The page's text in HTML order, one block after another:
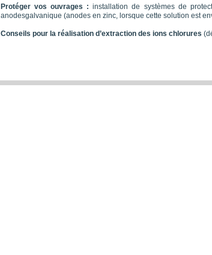
Protéger vos ouvrages : installation de systèmes de
anodesgalvanique (anodes en zinc, lorsque cette solution est
Conseils pour la réalisation d’extraction des ions chlorures